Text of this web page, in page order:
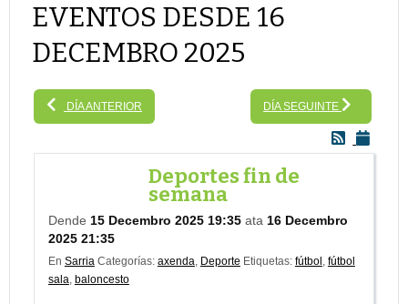
EVENTOS DESDE 16
DECEMBRO 2025
DÍA ANTERIOR DÍA SEGUINTE
Deportes fin de
semana
Dende 15 Decembro 2025 19:35 ata 16 Decembro
2025 21:35
En Sarria Categorías: axenda, Deporte Etiquetas: fútbol , fútbol
sala, baloncesto